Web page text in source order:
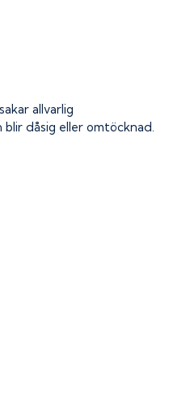
allvarlig
dåsig eller omtöcknad.